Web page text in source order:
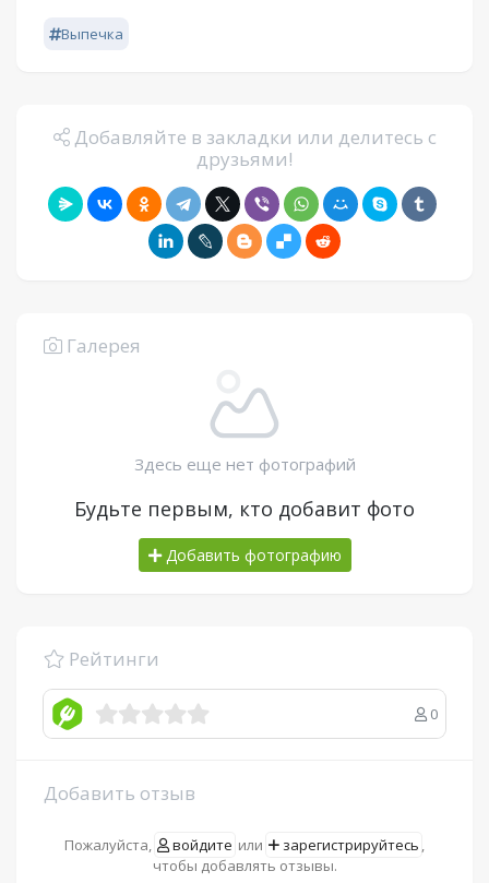
Выпечка
Добавляйте в закладки или делитесь с
друзьями!
Галерея
Здесь еще нет фотографий
Будьте первым, кто добавит фото
Добавить фотографию
Рейтинги
0
Добавить отзыв
Пожалуйста, войдите или зарегистрируйтесь ,
чтобы добавлять отзывы.